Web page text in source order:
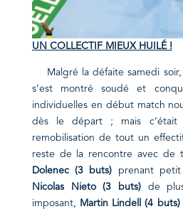
UN COLLECTIF MIEUX HUILÉ !
Malgré la défaite samedi
s’est montré soudé et
individuelles en début match
dès le départ ; mais c’était
remobilisation de tout un
reste de la rencontre avec de
Dolenec (3 buts) prenant
Nicolas Nieto (3 buts)de
imposant, Martin Lindell (4 buts)